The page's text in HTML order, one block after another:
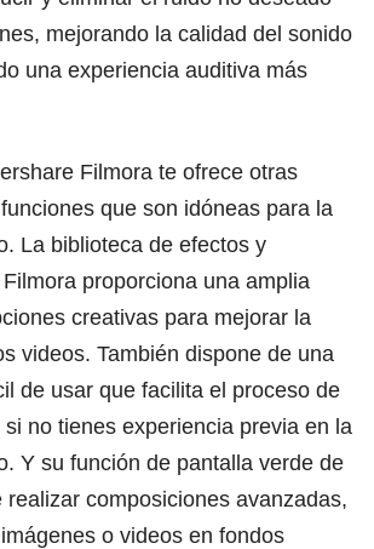
mejorando la calidad del sonido
una experiencia auditiva más
Filmora te ofrece otras
que son idóneas para la
La biblioteca de efectos y
proporciona una amplia
creativas para mejorar la
videos. También dispone de una
de usar que facilita el proceso de
no tienes experiencia previa en la
Y su función de pantalla verde de
realizar composiciones avanzadas,
o videos en fondos